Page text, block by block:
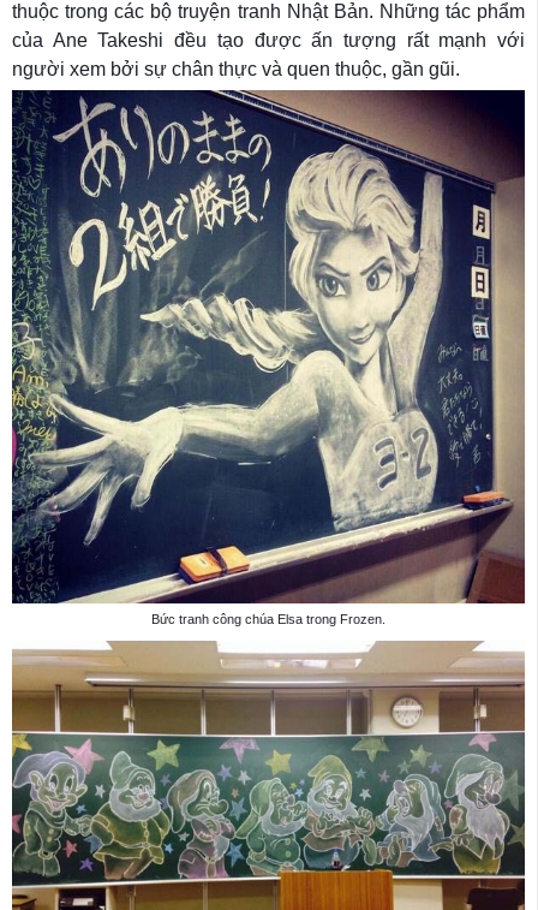
thuộc trong các bộ truyện tranh Nhật Bản. Những tác phẩm
của Ane Takeshi đều tạo được ấn tượng rất mạnh với
người xem bởi sự chân thực và quen thuộc, gần gũi.
Bức tranh công chúa Elsa trong Frozen.